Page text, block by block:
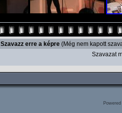
Szavazz erre a képre (Még nem kapott
Szavazat